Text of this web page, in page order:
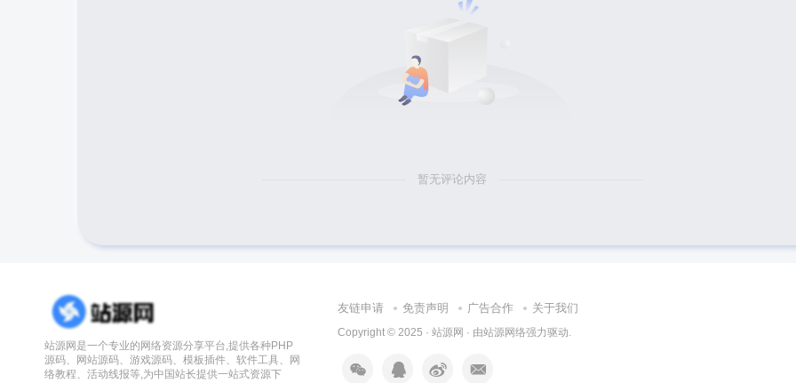
暂无评论内容
站源网是一个专业的网络资源分享平台,提供各种PHP
源码、网站源码、游戏源码、模板插件、软件工具、网
络教程、活动线报等,为中国站长提供一站式资源下
友链申请 免责声明 广告合作 关于我们
Copyright © 2025 · 站源网 · 由站源网络强力驱动.